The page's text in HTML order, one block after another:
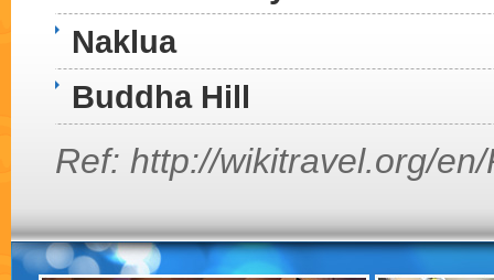
Naklua
Buddha Hill
Ref: http://wikitravel.org/